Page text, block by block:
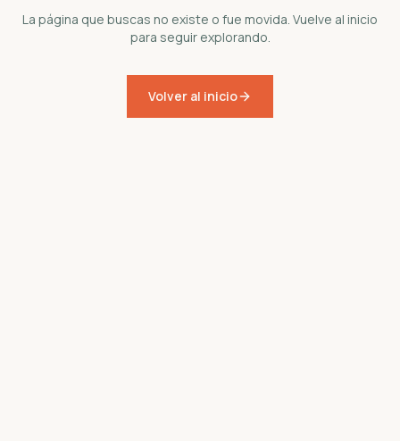
La página que buscas no existe o fue movida. Vuelve al inicio
para seguir explorando.
Volver al inicio